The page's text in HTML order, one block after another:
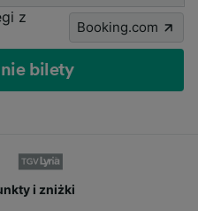
z
Booking.com
bilety
i zniżki